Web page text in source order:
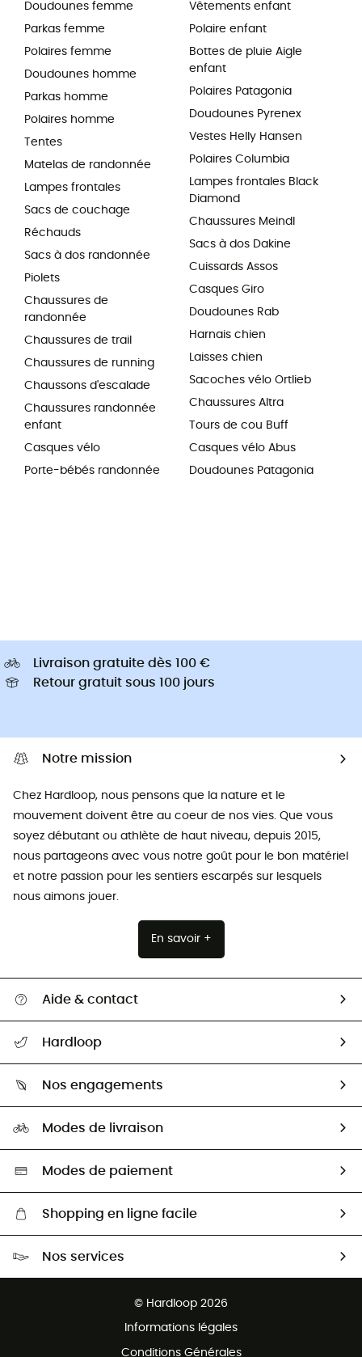
Doudounes femme
Parkas femme
Polaires femme
Doudounes homme
Parkas homme
Polaires homme
Tentes
Matelas de randonnée
Lampes frontales
Sacs de couchage
Réchauds
Sacs à dos randonnée
Piolets
Chaussures de
randonnée
Chaussures de trail
Chaussures de running
Chaussons d'escalade
Chaussures randonnée
enfant
Casques vélo
Porte-bébés randonnée
Vêtements enfant
Polaire enfant
Bottes de pluie Aigle
enfant
Polaires Patagonia
Doudounes Pyrenex
Vestes Helly Hansen
Polaires Columbia
Lampes frontales Black
Diamond
Chaussures Meindl
Sacs à dos Dakine
Cuissards Assos
Casques Giro
Doudounes Rab
Harnais chien
Laisses chien
Sacoches vélo Ortlieb
Chaussures Altra
Tours de cou Buff
Casques vélo Abus
Doudounes Patagonia
Livraison gratuite dès 100 €
Retour gratuit sous 100 jours
Notre mission
Chez Hardloop, nous pensons que la nature et le
mouvement doivent être au coeur de nos vies. Que vous
soyez débutant ou athlète de haut niveau, depuis 2015,
nous partageons avec vous notre goût pour le bon matériel
et notre passion pour les sentiers escarpés sur lesquels
nous aimons jouer.
En savoir +
Aide & contact
Retour & remboursement
Guide des tailles
Seconde Main
Aide & Contact
Hardloop
HardGuides
Nos engagements
Sélection éco-responsable
Modes de livraison
Modes de paiement
Shopping en ligne facile
Nos services
© Hardloop 2026
Informations légales
Conditions Générales